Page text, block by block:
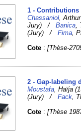
1 -
Chassaniol ,
Jury) /Banica
(Jury) /Fima ,
Cote :[Thèse-
2 - Gap-labeling
Moustafa, Haïja
(Jury) /Fack,
Cote :[Thèse